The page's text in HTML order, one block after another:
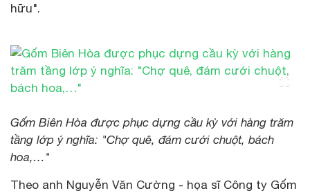
hữu".
Gốm Biên Hòa được phục dựng cầu kỳ với hàng trăm
tầng lớp ý nghĩa: "Chợ quê, đám cưới chuột, bách
hoa,…"
Theo anh Nguyễn Văn Cường - họa sĩ Công ty Gốm